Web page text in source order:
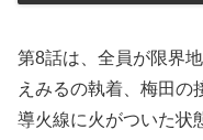
第8話は、全員が限界
えみるの執着、梅田の
導火線に火がついた状